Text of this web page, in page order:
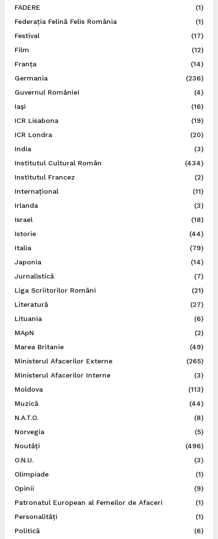
FADERE
(1)
Federația Felină Felis România
(1)
Festival
(17)
Film
(12)
Franța
(14)
Germania
(236)
Guvernul României
(4)
Iaşi
(16)
ICR Lisabona
(19)
ICR Londra
(20)
India
(3)
Institutul Cultural Român
(434)
Institutul Francez
(2)
Internațional
(11)
Irlanda
(3)
Israel
(18)
Istorie
(44)
Italia
(79)
Japonia
(14)
Jurnalistică
(7)
Liga Scriitorilor Români
(21)
Literatură
(27)
Lituania
(6)
MApN
(2)
Marea Britanie
(49)
Ministerul Afacerilor Externe
(265)
Ministerul Afacerilor Interne
(3)
Moldova
(113)
Muzică
(44)
N.A.T.O.
(8)
Norvegia
(5)
Noutăți
(496)
O.N.U.
(3)
Olimpiade
(1)
Opinii
(9)
Patronatul European al Femeilor de Afaceri
(1)
Personalități
(1)
Politică
(6)